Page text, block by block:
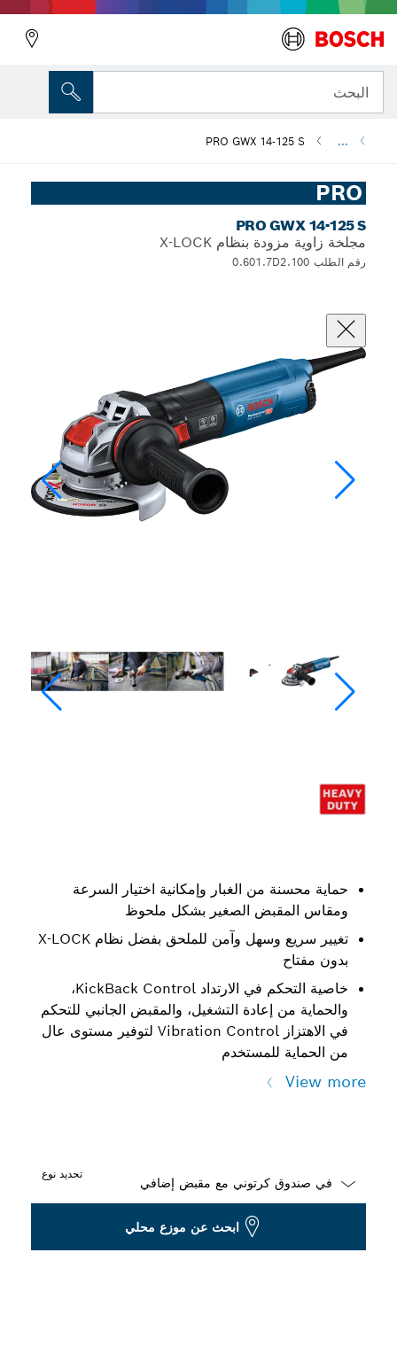
البحث
...
PRO GWX 14-125 S
PRO
PRO GWX 14-125 S
مجلخة زاوية مزودة بنظام X-LOCK
رقم الطلب 0.601.7D2.100
حماية محسنة من الغبار وإمكانية اختيار السرعة
ومقاس المقبض الصغير بشكل ملحوظ
تغيير سريع وسهل وآمن للملحق بفضل نظام X-LOCK
بدون مفتاح
خاصية التحكم في الارتداد KickBack Control،
والحماية من إعادة التشغيل، والمقبض الجانبي للتحكم
في الاهتزاز Vibration Control لتوفير مستوى عال
من الحماية للمستخدم
View more
تحديد نوع
ابحث عن موزع محلي